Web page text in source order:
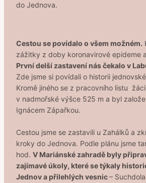
do Jednova.
Cestou se povídalo o všem možném.
zážitky z doby koronavirové epideme
První delší zastavení nás čekalo v
Zde jsme si povídali o historii
Kromě jiného se z pracovního listu
v nadmořské výšce 525 m a byl
Ignácem Zápařkou.
Cestou jsme se zastavili u Zahálků a
kroky do Jednova. Podle plánu jsme
hod. V Mariánské zahradě byly
zajímavé úkoly, které se týkaly
Jednov a přilehlých vesnic–